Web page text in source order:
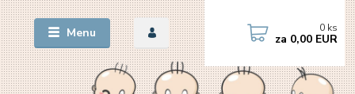
Menu 0 ks
za 0,00 EUR